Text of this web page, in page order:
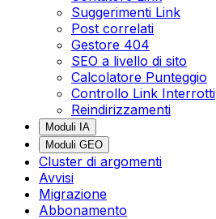
Suggerimenti Link
Post correlati
Gestore 404
SEO a livello di sito
Calcolatore Punteggio
Controllo Link Interrotti
Reindirizzamenti
Moduli IA
Moduli GEO
Cluster di argomenti
Avvisi
Migrazione
Abbonamento